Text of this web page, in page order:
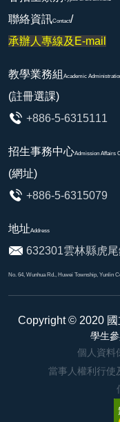
聯絡資訊Contact/
承辦人專線及E-mail
教學業務組 Academic
(註冊選課)
+886-5-6315111
招生事務中心Admission Affairs
(網址)
+886-5-6315079
地址Address
632301雲林縣虎
No. 64, Wunhua Rd., Huwei Township, Yunlin
Copyright © 2020
學生
個人資料
當事人權利行使